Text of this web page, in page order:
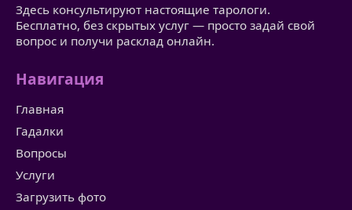
Здесь консультируют настоящие тарологи.
Бесплатно, без скрытых услуг — просто задай свой
вопрос и получи расклад онлайн.
Навигация
Главная
Гадалки
Вопросы
Услуги
Загрузить фото